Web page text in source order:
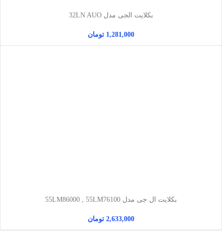
بکلایت الجی مدل 32LN AUO
1,281,000 تومان
بکلایت ال جی مدل 55LM86000 , 55LM76100
2,633,000 تومان